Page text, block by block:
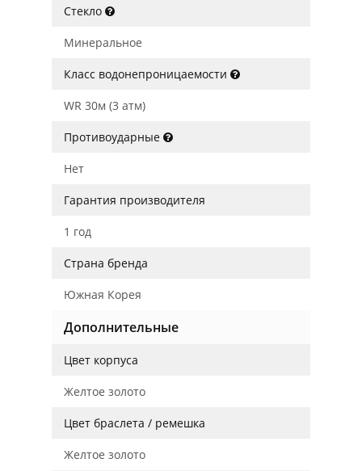
Стекло
Минеральное
Класс водонепроницаемости
WR 30м (3 атм)
Противоударные
Нет
Гарантия производителя
1 год
Страна бренда
Южная Корея
Дополнительные
Цвет корпуса
Желтое золото
Цвет браслета / ремешка
Желтое золото